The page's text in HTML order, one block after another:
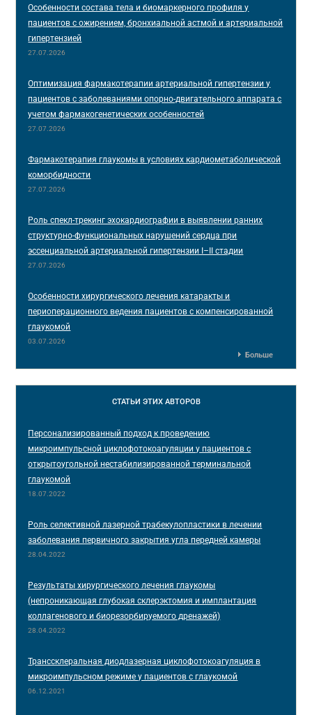
Особенности состава тела и биомаркерного профиля у
пациентов с ожирением, бронхиальной астмой и артериальной
гипертензией
27.07.2026
Оптимизация фармакотерапии артериальной гипертензии у
пациентов с заболеваниями опорно-двигательного аппарата с
учетом фармакогенетических особенностей
27.07.2026
Фармакотерапия глаукомы в условиях кардиометаболической
коморбидности
27.07.2026
Роль спекл-трекинг эхокардиографии в выявлении ранних
структурно-функциональных нарушений сердца при
эссенциальной артериальной гипертензии I–II стадии
27.07.2026
Особенности хирургического лечения катаракты и
периоперационного ведения пациентов с компенсированной
глаукомой
03.07.2026
Больше
СТАТЬИ ЭТИХ АВТОРОВ
Персонализированный подход к проведению
микроимпульсной циклофотокоагуляции у пациентов с
открытоугольной нестабилизированной терминальной
глаукомой
18.07.2022
Роль селективной лазерной трабекулопластики в лечении
заболевания первичного закрытия угла передней камеры
28.04.2022
Результаты хирургического лечения глаукомы
(непроникающая глубокая склерэктомия и имплантация
коллагенового и биорезорбируемого дренажей)
28.04.2022
Транссклеральная диодлазерная циклофотокоагуляция в
микроимпульсном режиме у пациентов с глаукомой
06.12.2021